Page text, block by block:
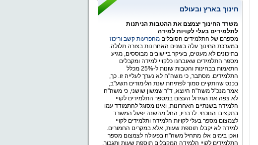
חינוך בארץ ובעולם
משרד החינוך יצמצם את ההטבות הניתנות
לתלמידים בעלי לקויות למידה
מספרם של התלמידים הסובלים מהפרעות קשב וריכוז
במערכת החינוך עלה בשנים האחרונות בצורה תלולה.
בתיכונים לא מעטים, בעיקר ביישובים מבוססים, מגיע
מספר התלמידים שאובחנו כלקויי למידה ומקבלים
התאמות בבחינות והטבות שונות ל-25% מכלל
התלמידים. מסתבר, כי משה"ח לא נערך לעלייה זו. כך,
בכנס שהתקיים סמוך לפתיחת שנת הלימודים תשע"ב,
אמר מנכ"ל משה"ח היוצא, ד"ר שמשון שושני, כי משה"ח
לא צפה את הגידול העצום במספר התלמידים לקויי
הלמידה בשנתיים האחרונות, ואינו מסוגל להתמודד עמו
בתקציבו הנוכחי. לדבריו, החל מהשנה יפעל המשרד
לצמצום מספר בעלי לקויות הלמידה ותלמידים לקויי
למידה לא יקבלו תוספת שעות, אלא במקרים החמורים.
ואכן בימים אלו מתחיל משה"ח בפעולה לצמצום מספר
התלמידים לקויי הלמידה המקבלים תוספת שעות ותגבור.